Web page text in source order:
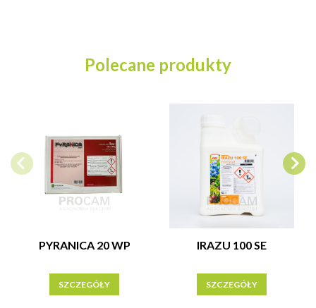
Polecane produkty
PYRANICA 20 WP
SZCZEGÓŁY
IRAZU 100 SE
SZCZEGÓŁY